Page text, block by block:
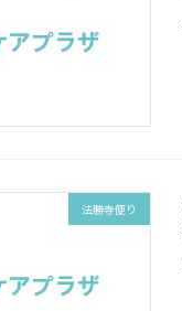
法勝寺便り